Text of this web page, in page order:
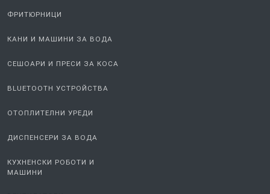
ФРИТЮРНИЦИ
КАНИ И МАШИНИ ЗА ВОДА
СЕШОАРИ И ПРЕСИ ЗА КОСА
BLUETOOTH УСТРОЙСТВА
ОТОПЛИТЕЛНИ УРЕДИ
ДИСПЕНСЕРИ ЗА ВОДА
КУХНЕНСКИ РОБОТИ И
МАШИНИ